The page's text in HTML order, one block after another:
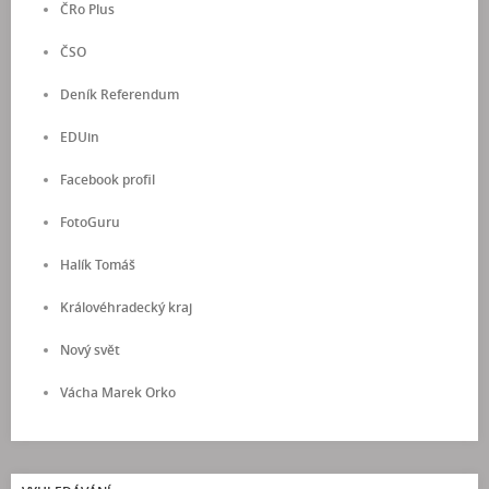
ČRo Plus
ČSO
Deník Referendum
EDUin
Facebook profil
FotoGuru
Halík Tomáš
Královéhradecký kraj
Nový svět
Vácha Marek Orko